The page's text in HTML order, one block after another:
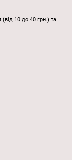
10 до 40 грн.) та